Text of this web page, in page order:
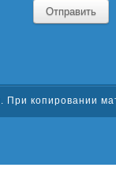
Отправить
. При копировании